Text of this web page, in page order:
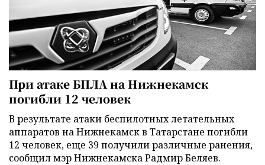
При атаке БПЛА на Нижнекамск
погибли 12 человек
В результате атаки беспилотных летательных
аппаратов на Нижнекамск в Татарстане погибли
12 человек, еще 39 получили различные ранения,
сообщил мэр Нижнекамска Радмир Беляев.